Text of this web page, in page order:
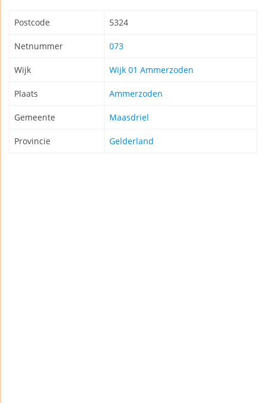
Postcode 5324
Netnummer 073
Wijk Wijk 01 Ammerzoden
Plaats Ammerzoden
Gemeente Maasdriel
Provincie Gelderland